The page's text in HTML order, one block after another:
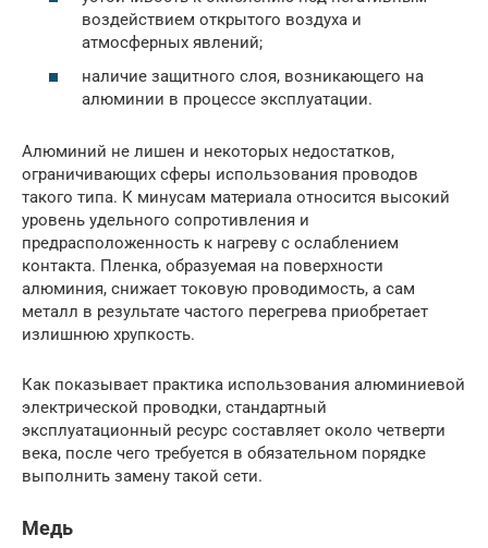
воздействием открытого воздуха и
атмосферных явлений;
наличие защитного слоя, возникающего на
алюминии в процессе эксплуатации.
Алюминий не лишен и некоторых недостатков,
ограничивающих сферы использования проводов
такого типа. К минусам материала относится высокий
уровень удельного сопротивления и
предрасположенность к нагреву с ослаблением
контакта. Пленка, образуемая на поверхности
алюминия, снижает токовую проводимость, а сам
металл в результате частого перегрева приобретает
излишнюю хрупкость.
Как показывает практика использования алюминиевой
электрической проводки, стандартный
эксплуатационный ресурс составляет около четверти
века, после чего требуется в обязательном порядке
выполнить замену такой сети.
Медь